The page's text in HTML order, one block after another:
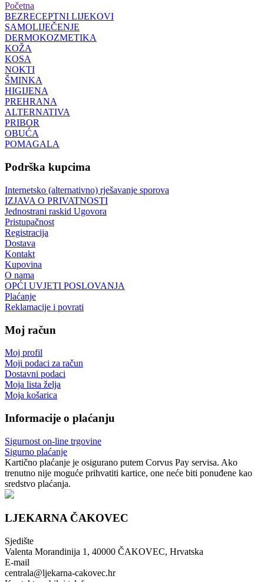
Početna
BEZRECEPTNI LIJEKOVI
SAMOLIJEČENJE
DERMOKOZMETIKA
KOŽA
KOSA
NOKTI
ŠMINKA
HIGIJENA
PREHRANA
ALTERNATIVA
PRIBOR
OBUĆA
POMAGALA
Podrška kupcima
Internetsko (alternativno) rješavanje sporova
IZJAVA O PRIVATNOSTI
Jednostrani raskid Ugovora
Pristupačnost
Registracija
Dostava
Kontakt
Kupovina
O nama
OPĆI UVJETI POSLOVANJA
Plaćanje
Reklamacije i povrati
Moj račun
Moj profil
Moji podaci za račun
Dostavni podaci
Moja lista želja
Moja košarica
Informacije o plaćanju
Sigurnost on-line trgovine
Sigurno plaćanje
Kartično plaćanje je osigurano putem Corvus Pay servisa. Ako
trenutno nije moguće prihvatiti kartice, one neće biti ponuđene kao
sredstvo plaćanja.
LJEKARNA ČAKOVEC
Sjedište
Valenta Morandinija 1, 40000 ČAKOVEC, Hrvatska
E-mail
centrala@ljekarna-cakovec.hr